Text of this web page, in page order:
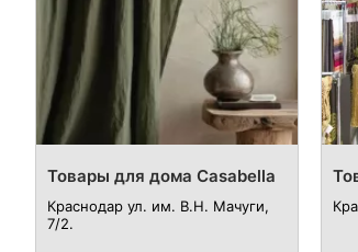
Товары для дома Casabella
Краснодар ул. им. В.Н. Мачуги,
7/2.